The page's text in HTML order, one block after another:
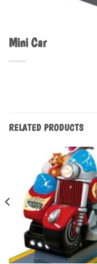
Mini Car
RELATED PRODUCTS